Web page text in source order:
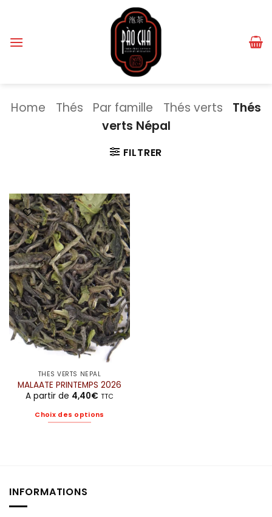
contenu
Home Thés Par famille Thés verts
Thés
verts Népal
FILTRER
THÉS VERTS NÉPAL
MALAATE PRINTEMPS 2026
A partir de 4,40€ TTC
Choix des options
Les
INFORMATIONS